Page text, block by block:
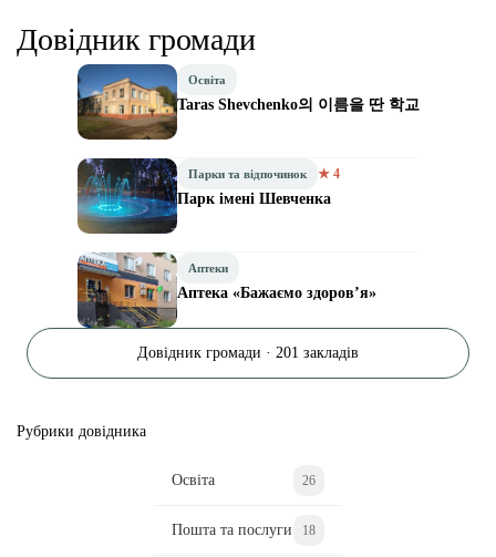
Довідник громади
Освіта
Taras Shevchenko의 이름을 딴 학교
Парки та відпочинок ★ 4
Парк імені Шевченка
Аптеки
Аптека «Бажаємо здоров’я»
Довідник громади · 201 закладів
Рубрики довідника
Освіта 26
Пошта та послуги 18